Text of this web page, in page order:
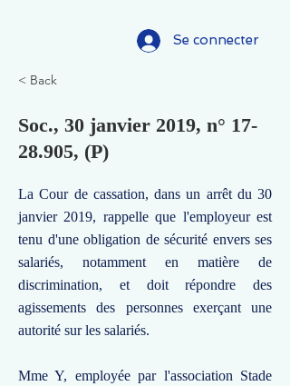
Se connecter
< Back
Soc., 30 janvier 2019, n° 17-
28.905, (P)
La Cour de cassation, dans un arrêt du 30
janvier 2019, rappelle que l'employeur est
tenu d'une obligation de sécurité envers ses
salariés, notamment en matière de
discrimination, et doit répondre des
agissements des personnes exerçant une
autorité sur les salariés.
Mme Y, employée par l'association Stade